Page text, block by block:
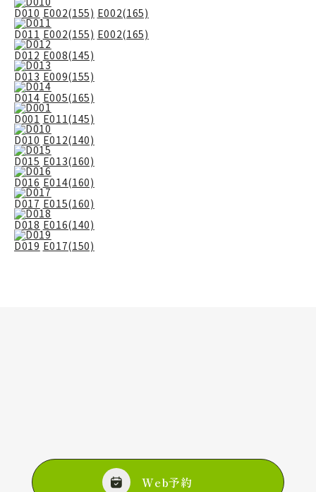
D010 E002(155) E002(165)
D011 E002(155) E002(165)
D012 E008(145)
D013 E009(155)
D014 E005(165)
D001 E011(145)
D010 E012(140)
D015 E013(160)
D016 E014(160)
D017 E015(160)
D018 E016(140)
D019 E017(150)
Web予約